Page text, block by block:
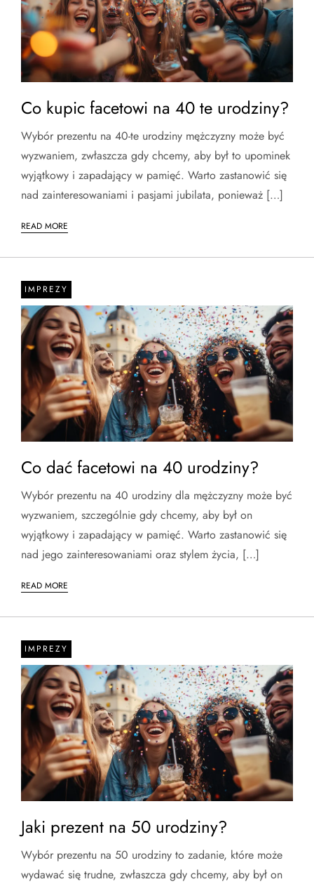
Co kupic facetowi na 40 te urodziny?
Wybór prezentu na 40-te urodziny mężczyzny może być
wyzwaniem, zwłaszcza gdy chcemy, aby był to upominek
wyjątkowy i zapadający w pamięć. Warto zastanowić się
nad zainteresowaniami i pasjami jubilata, ponieważ […]
READ MORE
IMPREZY
Co dać facetowi na 40 urodziny?
Wybór prezentu na 40 urodziny dla mężczyzny może być
wyzwaniem, szczególnie gdy chcemy, aby był on
wyjątkowy i zapadający w pamięć. Warto zastanowić się
nad jego zainteresowaniami oraz stylem życia, […]
READ MORE
IMPREZY
Jaki prezent na 50 urodziny?
Wybór prezentu na 50 urodziny to zadanie, które może
wydawać się trudne, zwłaszcza gdy chcemy, aby był on